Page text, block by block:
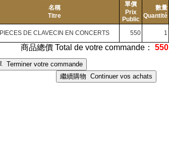
名稱
Titre
單價
Prix
Public
數量
Quantité
PIECES DE CLAVECIN EN CONCERTS 550 1
商品總價 Total de votre commande： 550